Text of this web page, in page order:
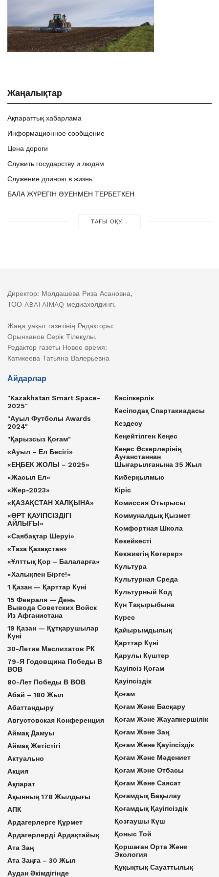
Жаңалықтар
Ақпараттық хабарлама
Информационное сообщение
Цена дороги
Служить государству и людям
Служение длиною в жизнь
БАЛА ЖҮРЕГІН ӘУЕНМЕН ТЕРБЕТКЕН
ТАҒЫ ОҚУ...
Директор: Молдашева Риза Асановна,
ТОО ABAI AIMAQ медиахолдингі.
Жаңа уақыт газетінің Редакторы:
Орынханов Серік Тілекұлы.
Редактор газеты Новое время:
Катикеева Татьяна Валерьевна
Айдарлар
"Kazakhstan Smart Space-
2025"
"Ауыл Футболы Awards
2024"
"Қарызсыз Қоғам"
«Ауыл – Ел Бесігі»
«ЕҢБЕК ЖОЛЫ – 2025»
«Жасыл Ел»
«Жер-2023»
«ҚАЗАҚСТАН ХАЛҚЫНА»
«ӨРТ ҚАУІПСІЗДІГІ
АЙЛЫҒЫ»
«Саябақтар Шеруі»
«Таза Қазақстан»
«Ұлттық Қор – Балаларға»
«Халықпен Бірге!»
1 Қазан — Қарттар Күні
15 Февраля — День
Вывода Советских Войск
Из Афганистана
19 Қазан — Құтқарушылар
Күні
30-Летие Маслихатов РК
79-Я Годовщина Победы В
ВОВ
80-Лет Победы В ВОВ
Абай – 180 Жыл
Абаттандыру
Августовская Конференция
Аймақ Дамуы
Аймақ Жетістігі
Актуально
Акция
Ақпарат
Ақынның 178 Жылдығы
АПК
Ардагерлерге Құрмет
Ардагерлерді Ардақтайық
Ата Заң
Ата Заңға – 30 Жыл
Аудан Әкімдігінде
Кәсіпкерлік
Кәсіподақ Спартакиадасы
Кездесу
Кеңейтілген Кеңес
Кеңес Әскерлерінің
Ауғанстаннан
Шығарылғанына 35 Жыл
Киберқылмыс
Кіріс
Комиссия Отырысы
Коммуналдық Қызмет
Комфортная Школа
Көкейкесті
Көкжиегің Көгерер»
Культура
Культурная Среда
Культурный Код
Күн Тақырыбына
Күрес
Қайырымдылық
Қарттар Күні
Қарулы Күштер
Қауіпсіз Қоғам
Қауіпсіздік
Қоғам
Қоғам Және Басқару
Қоғам Және Жауапкершілік
Қоғам Және Заң
Қоғам Және Қауіпсіздік
Қоғам Және Мәдениет
Қоғам Және Отбасы
Қоғам Және Саясат
Қоғамдық Бақылау
Қоғамдық Қауіпсіздік
Қозғаушы Күш
Қоныс Той
Қоршаған Орта Және
Экология
Құқықтық Сауаттылық